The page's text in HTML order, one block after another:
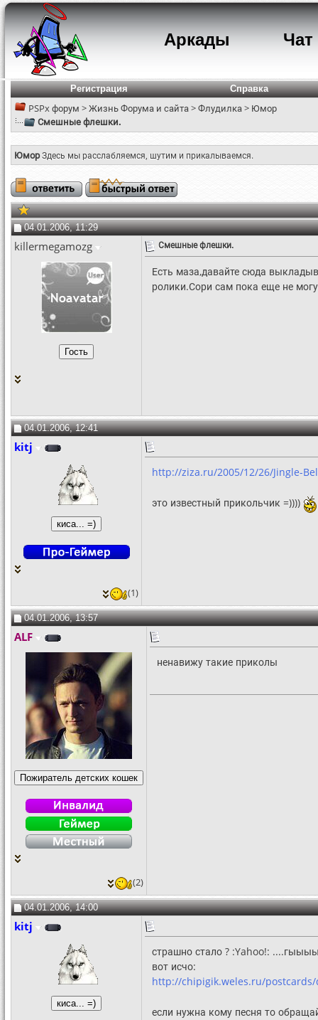
Аркады Чат
Регистрация Справка
PSPx форум >Жизнь Форума и сайта>Флудилка> Юмор
Смешные флешки.
ЮморЗдесь мы расслабляемся, шутим и прикалываемся.
04.01.2006, 11:29
killermegamozg Смешные флешки.
Есть маза,давайте сюда
ролики.Сори сам пока еще не
04.01.2006, 12:41
kitj
http://ziza.ru/2005/12/26/Jingle-
это известный прикольчик =))))
(1)
04.01.2006, 13:57
ALF
ненавижу такие приколы
(2)
04.01.2006, 14:00
kitj
страшно стало ? :Yahoo!:
вот исчо:
http://chipigik.weles.ru/
если нужна кому песня то